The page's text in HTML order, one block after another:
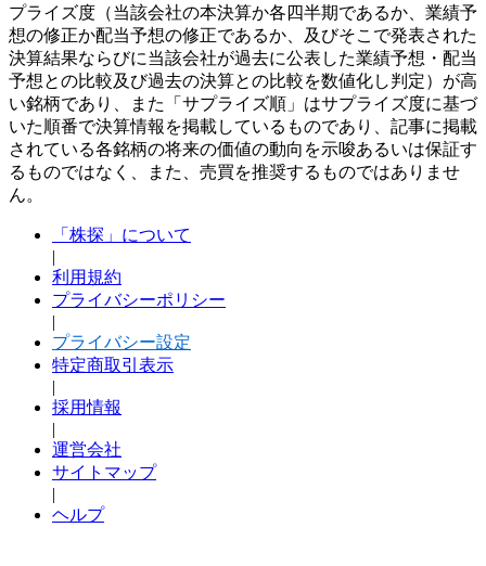
プライズ度（当該会社の本決算か各四半期であるか、業績予
想の修正か配当予想の修正であるか、及びそこで発表された
決算結果ならびに当該会社が過去に公表した業績予想・配当
予想との比較及び過去の決算との比較を数値化し判定）が高
い銘柄であり、また「サプライズ順」はサプライズ度に基づ
いた順番で決算情報を掲載しているものであり、記事に掲載
されている各銘柄の将来の価値の動向を示唆あるいは保証す
るものではなく、また、売買を推奨するものではありませ
ん。
「株探」について
|
利用規約
プライバシーポリシー
|
プライバシー設定
特定商取引表示
|
採用情報
|
運営会社
サイトマップ
|
ヘルプ